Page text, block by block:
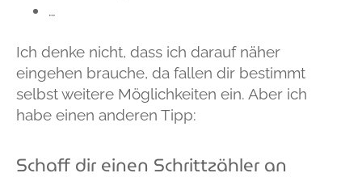
…
Ich denke nicht, dass ich darauf näher
eingehen brauche, da fallen dir bestimmt
selbst weitere Möglichkeiten ein. Aber ich
habe einen anderen Tipp:
Schaff dir einen Schrittzähler an